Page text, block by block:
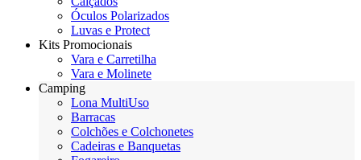
Óculos Polarizados
Luvas e Protect
Kits Promocionais
Vara e Carretilha
Vara e Molinete
Camping
Lona MultiUso
Barracas
Colchões e Colchonetes
Cadeiras e Banquetas